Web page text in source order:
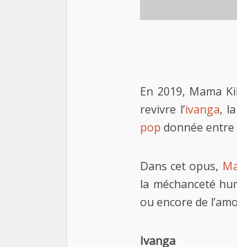
En 2019, Mama
revivre l’ivanga,
pop donnée entre
Dans cet opus,
la méchanceté
ou encore de
Ivanga